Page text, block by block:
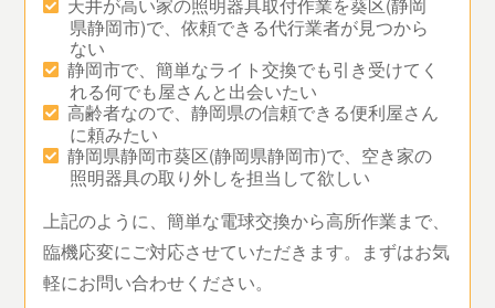
県静岡市)で、依頼できる代行業者が見つから
ない
静岡市で、簡単なライト交換でも引き受けてく
れる何でも屋さんと出会いたい
高齢者なので、静岡県の信頼できる便利屋さん
に頼みたい
静岡県静岡市葵区(静岡県静岡市)で、空き家の
照明器具の取り外しを担当して欲しい
上記のように、簡単な電球交換から高所作業まで、
臨機応変にご対応させていただきます。まずはお気
軽にお問い合わせください。